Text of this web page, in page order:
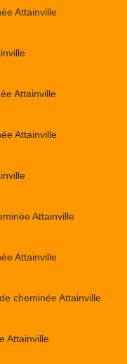
Attainville
Attainville
Attainville
Attainville
Attainville
cheminée Attainville
Attainville